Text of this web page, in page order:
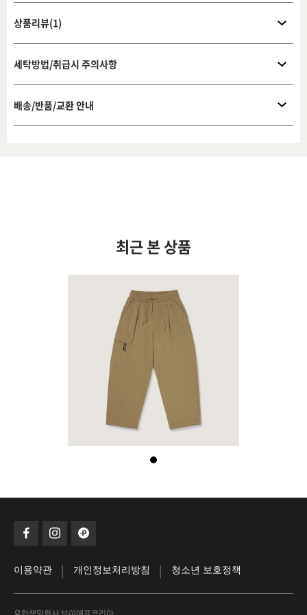
상품리뷰(1)
세탁방법/취급시 주의사항
배송/반품/교환 안내
최근 본 상품
이용약관 | 개인정보처리방침 | 청소년 보호정책